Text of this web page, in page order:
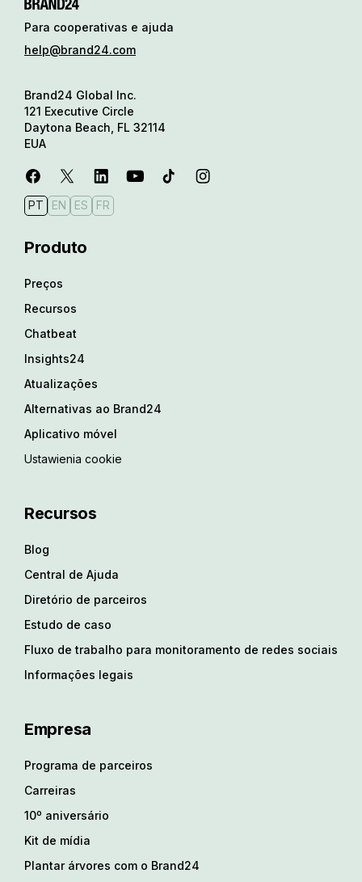
Para cooperativas e ajuda
help@brand24.com
Brand24 Global Inc.
121 Executive Circle
Daytona Beach, FL 32114
EUA
PT EN ES FR
Produto
Preços
Recursos
Chatbeat
Insights24
Atualizações
Alternativas ao Brand24
Aplicativo móvel
Ustawienia cookie
Recursos
Blog
Central de Ajuda
Diretório de parceiros
Estudo de caso
Fluxo de trabalho para monitoramento de redes sociais
Informações legais
Empresa
Programa de parceiros
Carreiras
10º aniversário
Kit de mídia
Plantar árvores com o Brand24